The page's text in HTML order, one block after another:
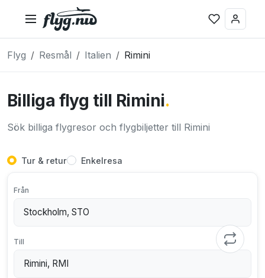
Flyg Resmål Italien Rimini
Billiga flyg till Rimini.
Sök billiga flygresor och flygbiljetter till Rimini
Tur & retur Enkelresa
Från
Till